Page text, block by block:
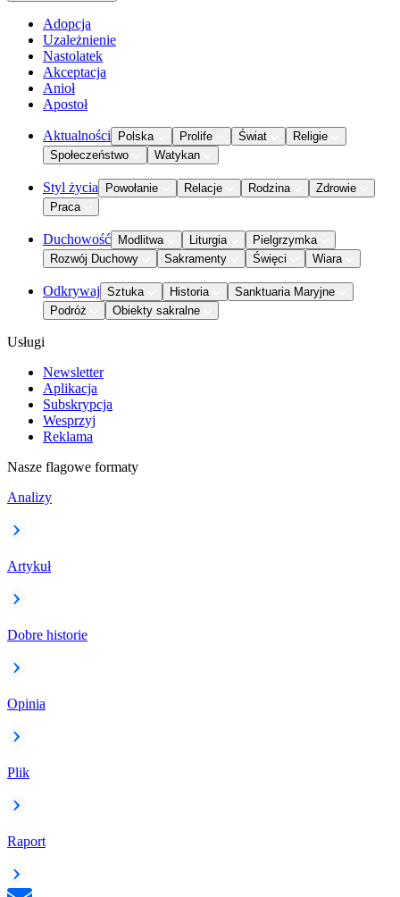
Adopcja
Uzależnienie
Nastolatek
Akceptacja
Anioł
Apostoł
Aktualności Polska Prolife Świat
Religie
Społeczeństwo
Watykan
Styl życia Powołanie Relacje Rodzina
Zdrowie
Praca
Duchowość Modlitwa Liturgia
Pielgrzymka
Rozwój Duchowy
Sakramenty Święci Wiara
Odkrywaj Sztuka Historia
Sanktuaria Maryjne
Podróż
Obiekty sakralne
Usługi
Newsletter
Aplikacja
Subskrypcja
Wesprzyj
Reklama
Nasze flagowe formaty
Analizy
Artykuł
Dobre historie
Opinia
Plik
Raport